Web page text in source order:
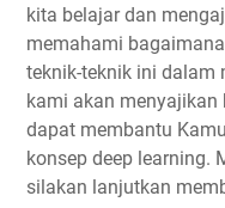
kita belajar dan
memahami
teknik-teknik ini dalam
kami akan
dapat membantu
konsep deep learning.
silakan lanjutkan